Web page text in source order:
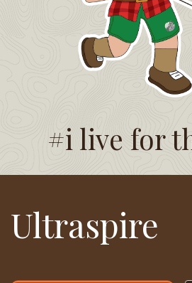
#i live for
Ultraspire